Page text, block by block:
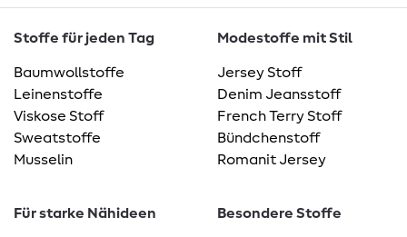
Stoffe für jeden Tag
Baumwollstoffe
Leinenstoffe
Viskose Stoff
Sweatstoffe
Musselin
Modestoffe mit Stil
Jersey Stoff
Denim Jeansstoff
French Terry Stoff
Bündchenstoff
Romanit Jersey
Für starke Nähideen Besondere Stoffe